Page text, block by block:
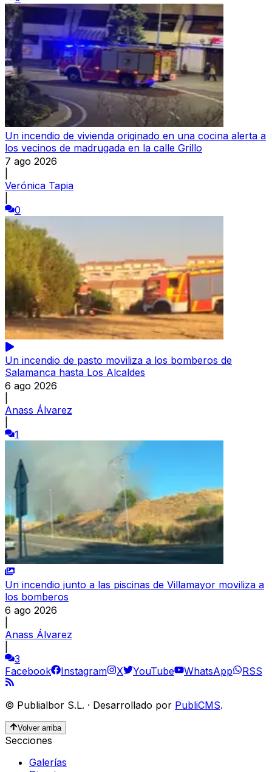
Un incendio de vivienda originado en una cocina alerta a
los vecinos de madrugada en la calle Grillo
7 ago 2026
Verónica Tapia
0
Un incendio de pasto moviliza a los bomberos de
Salamanca hasta Los Alcaldes
6 ago 2026
Anass Álvarez
1
Un incendio junto a las piscinas de Villamayor moviliza a
los bomberos
6 ago 2026
Anass Álvarez
3
Facebook
Instagram X YouTube WhatsApp RSS
© Publialbor S.L. · Desarrollado por PubliCMS.
Volver arriba
Secciones
Galerías